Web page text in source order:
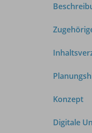
Konzept
Digitale